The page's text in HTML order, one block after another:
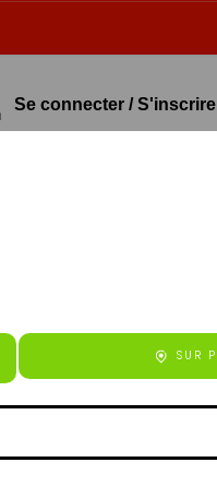
Se connecter / S'inscrire